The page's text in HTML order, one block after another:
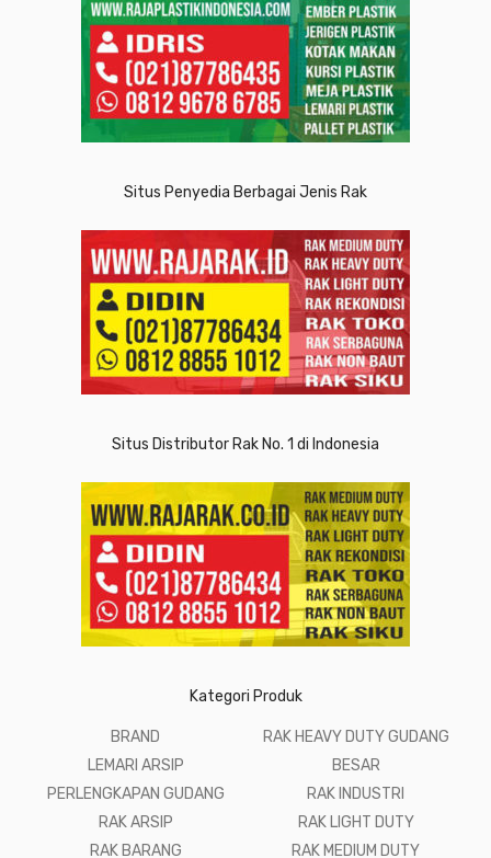
Situs Penyedia Berbagai Jenis Rak
Situs Distributor Rak No. 1 di Indonesia
Kategori Produk
BRAND
LEMARI ARSIP
PERLENGKAPAN GUDANG
RAK ARSIP
RAK BARANG
RAK HEAVY DUTY GUDANG
BESAR
RAK INDUSTRI
RAK LIGHT DUTY
RAK MEDIUM DUTY